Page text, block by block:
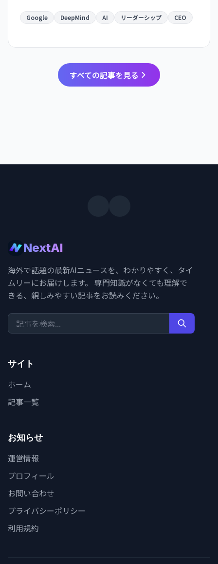
長期展望で分離される大きな人事変更です。
Google DeepMind AI リーダーシップ CEO
すべての記事を見る
NextAI
海外で話題の最新AIニュースを、わかりやすく、タイ
ムリーにお届けします。 専門知識がなくても理解で
きる、親しみやすい記事をお読みください。
サイト
ホーム
記事一覧
お知らせ
運営情報
プロフィール
お問い合わせ
プライバシーポリシー
利用規約